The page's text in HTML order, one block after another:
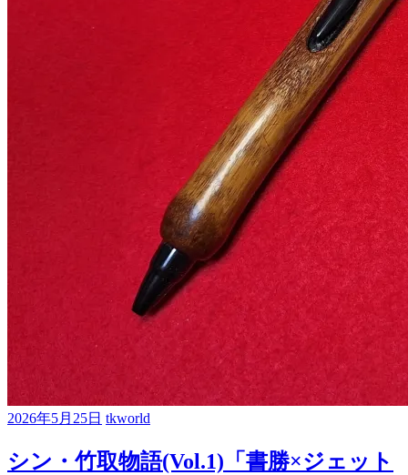
2026年5月25日 tkworld
シン・竹取物語(Vol.1)「書勝×ジェット